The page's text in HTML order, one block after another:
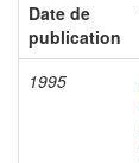
Date de
publication
1995